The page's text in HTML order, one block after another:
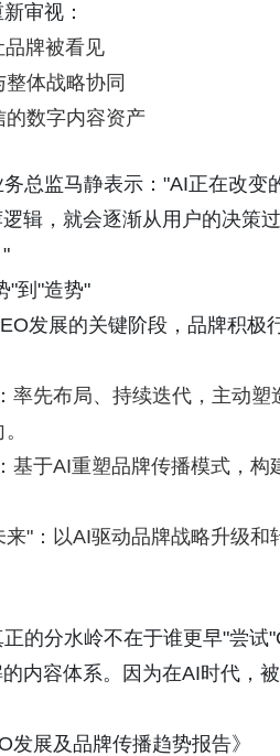
审视：
牌被看见
体战略协同
数字内容资产
总监马静表示："AI正在改
辑，就会逐渐从用户的决策
"到"造势"
发展的关键阶段，品牌积
率先布局、持续迭代，主动
基于AI重塑品牌传播模式，
来"：以AI驱动品牌战略升级
的分水岭不在于谁更早"尝
内容体系。因为在AI时代，
展及品牌传播趋势报告》